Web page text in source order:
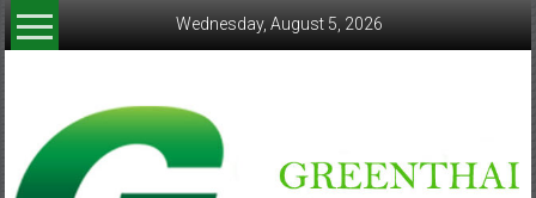
Skip
to
Wednesday, August 5, 2026
greenthaibiznews.com